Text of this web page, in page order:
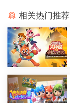
相关热门推荐